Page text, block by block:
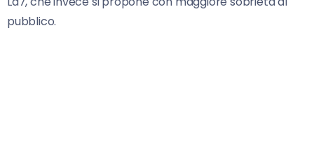
pubblico.